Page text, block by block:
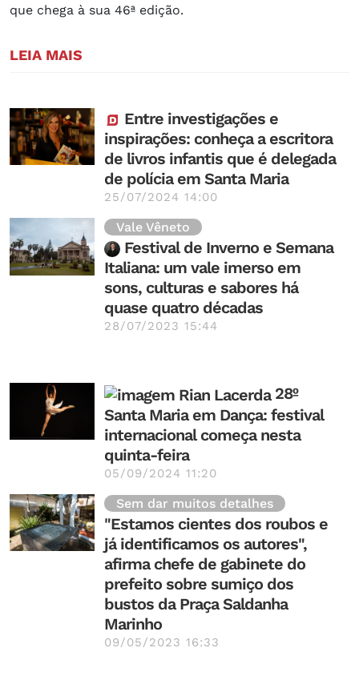
que chega à sua 46ª edição.
LEIA MAIS
Entre investigações e
inspirações: conheça a escritora
de livros infantis que é delegada
de polícia em Santa Maria
25/07/2024 14:00
Vale Vêneto
Festival de Inverno e Semana
Italiana: um vale imerso em
sons, culturas e sabores há
quase quatro décadas
28/07/2023 15:44
28º
Santa Maria em Dança: festival
internacional começa nesta
quinta-feira
05/09/2024 11:20
Sem dar muitos detalhes
"Estamos cientes dos roubos e
já identificamos os autores",
afirma chefe de gabinete do
prefeito sobre sumiço dos
bustos da Praça Saldanha
Marinho
09/05/2023 16:33